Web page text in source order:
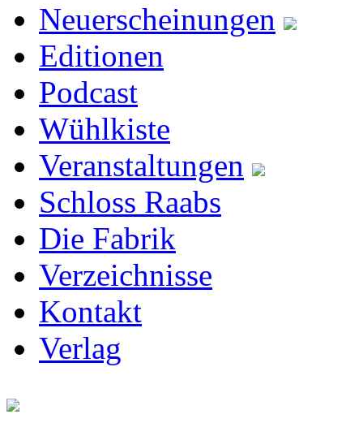
Neuerscheinungen
Editionen
Podcast
Wühlkiste
Veranstaltungen
Schloss Raabs
Die Fabrik
Verzeichnisse
Kontakt
Verlag